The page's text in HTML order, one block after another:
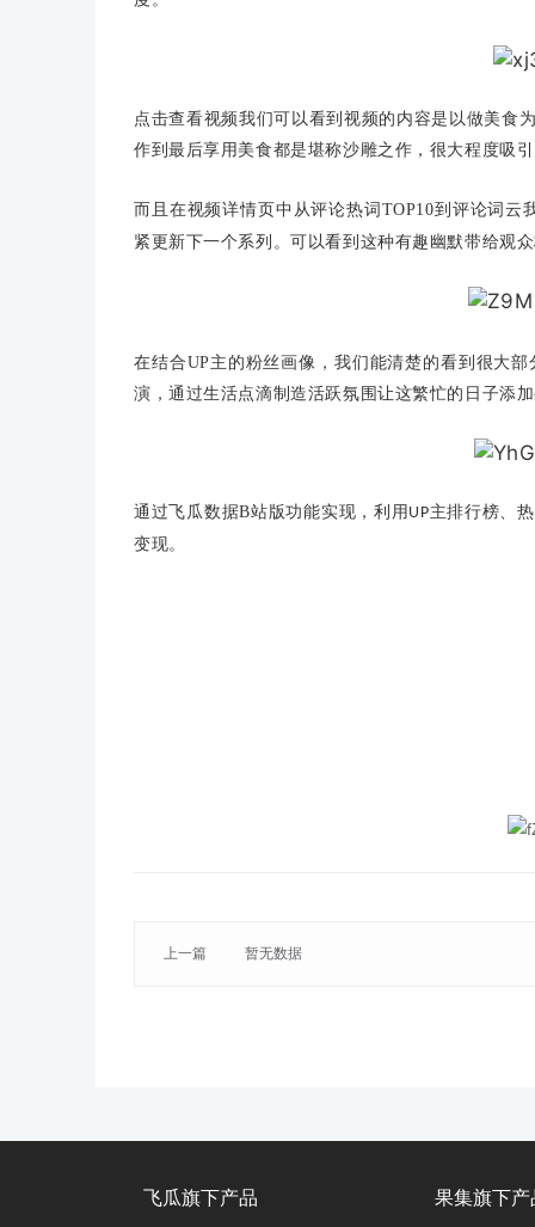
点击查看视频我们可以看到视频的内容是以做美食
作到最后享用美食都是堪称沙雕之作，很大程度吸
而且在视频详情页中从评论热词TOP10到评论词云
紧更新下一个系列。可以看到这种有趣幽默带给观
在结合UP主的粉丝画像，我们能清楚的看到很大
演，通过生活点滴制造活跃氛围让这繁忙的日子添
通过飞瓜数据B站版功能实现，利用 UP主排行榜、
变现。
上一篇 暂无数据
飞瓜旗下产品 果集旗下产